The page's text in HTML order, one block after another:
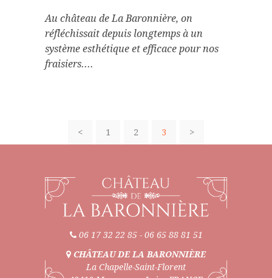
Au château de La Baronnière, on
réfléchissait depuis longtemps à un
système esthétique et efficace pour nos
fraisiers....
< 1 2 3 >
06 17 32 22 85- 06 65 88 81 51
CHÂTEAU DE LA BARONNIÈRE
La Chapelle-Saint-Florent